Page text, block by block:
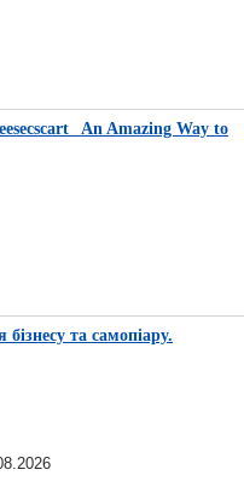
An Amazing Way to
та самопіару.